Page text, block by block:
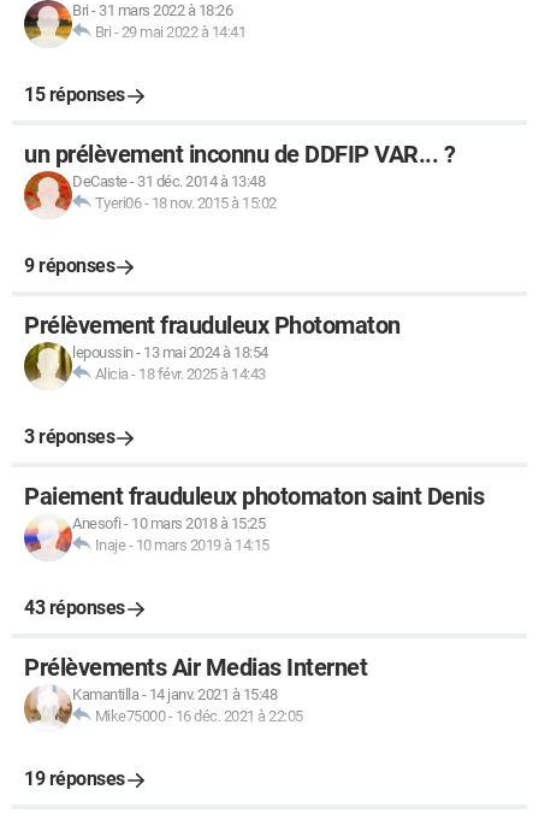
Bri - 31 mars 2022 à 18:26
Bri -29 mai 2022 à 14:41
15 réponses
un prélèvement inconnu de DDFIP VAR... ?
DeCaste- 31 déc. 2014 à 13:48
Tyeri06- 18 nov. 2015 à 15:02
9 réponses
Prélèvement frauduleux Photomaton
lepoussin- 13 mai 2024 à 18:54
Alicia - 18 févr. 2025 à 14:43
3 réponses
Paiement frauduleux photomaton saint Denis
Anesofi - 10 mars 2018 à 15:25
Inaje- 10 mars 2019 à 14:15
43 réponses
Prélèvements Air Medias Internet
Kamantilla- 14 janv. 2021 à 15:48
Mike75000- 16 déc. 2021 à 22:05
19 réponses